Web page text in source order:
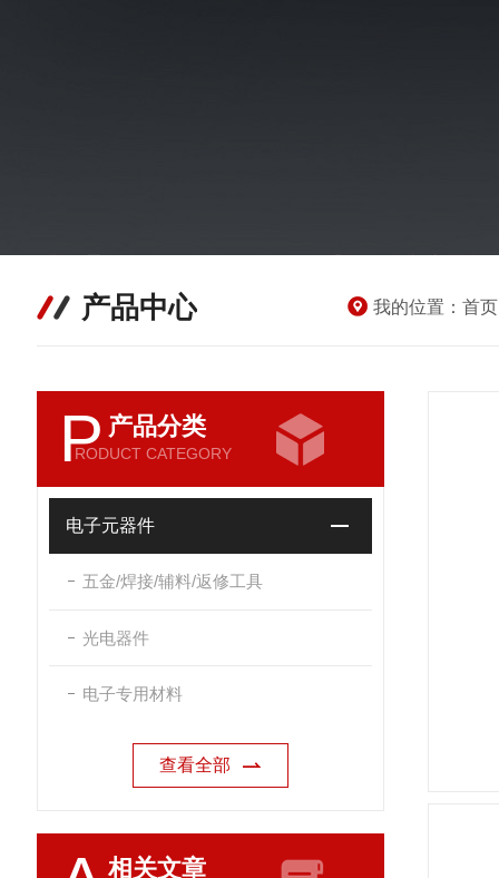
产品中心 我的位置： 首页
P 产品分类
RODUCT CATEGORY
电子元器件
五金/焊接/辅料/返修工具
光电器件
电子专用材料
查看全部
相关文章